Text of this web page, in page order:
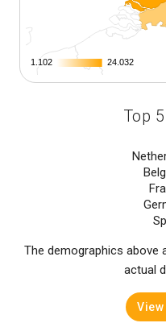
1.102
1.102 24.032
24.032
Top
The demographics above
actual